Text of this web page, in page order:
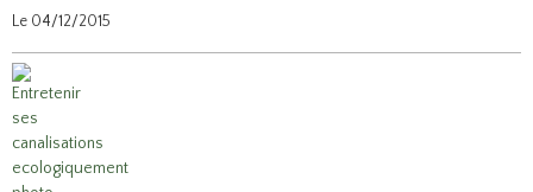
Le 04/12/2015